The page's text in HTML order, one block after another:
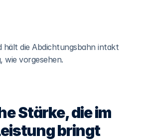
hält die Abdichtungsbahn intakt
wie vorgesehen.
Stärke, die im
bringt